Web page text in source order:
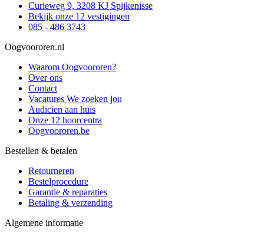
Curieweg 9, 3208 KJ Spijkenisse
Bekijk onze 12 vestigingen
085 - 486 3743
Oogvoororen.nl
Waarom Oogvoororen?
Over ons
Contact
Vacatures We zoeken jou
Audicien aan huis
Onze 12 hoorcentra
Oogvoororen.be
Bestellen & betalen
Retourneren
Bestelprocedure
Garantie & reparaties
Betaling & verzending
Algemene informatie